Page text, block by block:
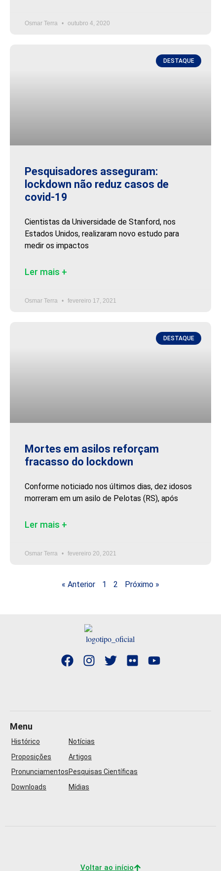
Osmar Terra outubro 4, 2020
DESTAQUE
Pesquisadores asseguram:
lockdown não reduz casos de
covid-19
Cientistas da Universidade de Stanford, nos
Estados Unidos, realizaram novo estudo para
medir os impactos
Ler mais +
Osmar Terra fevereiro 17, 2021
DESTAQUE
Mortes em asilos reforçam
fracasso do lockdown
Conforme noticiado nos últimos dias, dez idosos
morreram em um asilo de Pelotas (RS), após
Ler mais +
Osmar Terra fevereiro 20, 2021
« Anterior 1 2 Próximo »
Menu
Histórico
Proposições
Pronunciamentos
Downloads
Notícias
Artigos
Pesquisas Científicas
Mídias
Voltar ao início